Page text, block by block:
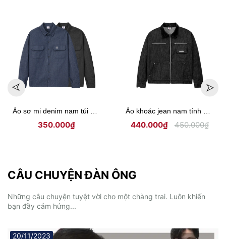
395.000₫ 450.000₫ 450.000₫
CÂU CHUYỆN ĐÀN ÔNG
Những câu chuyện tuyệt vời cho một chàng trai. Luôn khiến
bạn đầy cảm hứng...
20/11/2023